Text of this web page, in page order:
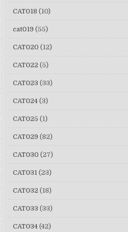
CAT018 (10)
cat019 (55)
CAT020 (12)
CAT022 (5)
CAT023 (33)
CAT024 (3)
CAT025 (1)
CAT029 (82)
CAT030 (27)
CAT031 (23)
CAT032 (18)
CAT033 (33)
CAT034 (42)